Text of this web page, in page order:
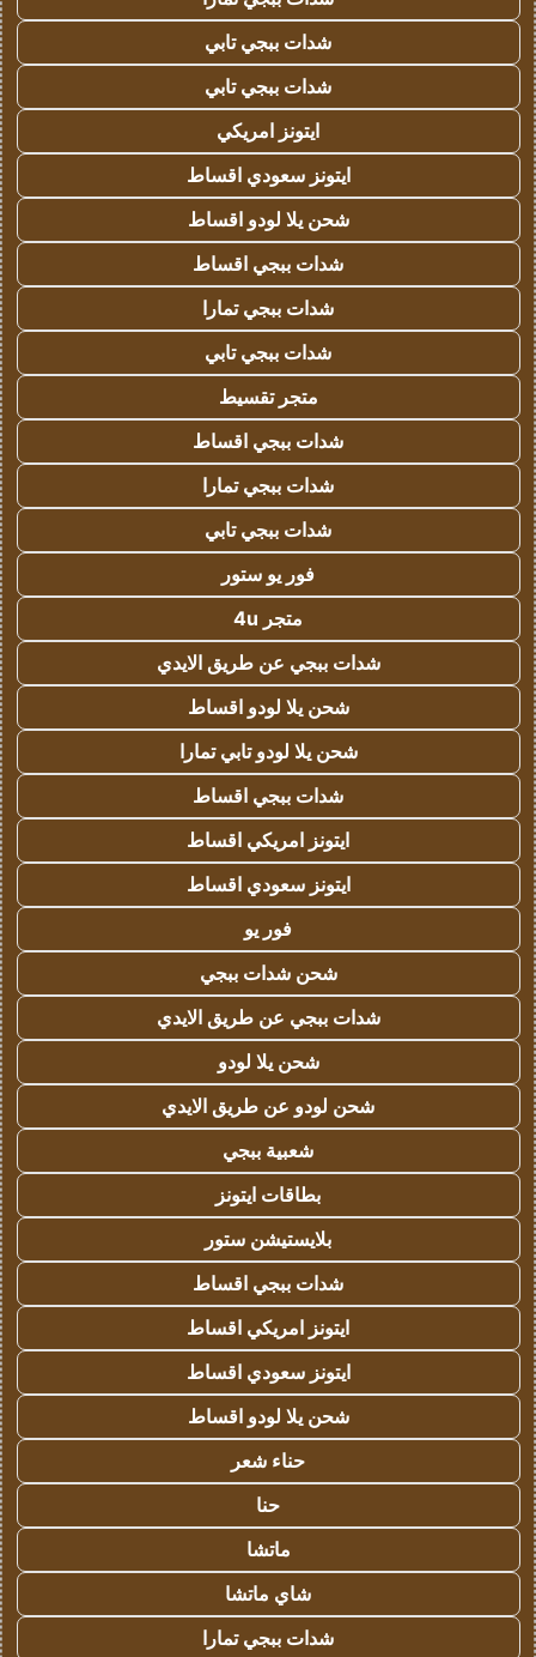
شدات ببجي تابي
شدات ببجي تابي
ايتونز امريكي
ايتونز سعودي اقساط
شحن يلا لودو اقساط
شدات ببجي اقساط
شدات ببجي تمارا
شدات ببجي تابي
متجر تقسيط
شدات ببجي اقساط
شدات ببجي تمارا
شدات ببجي تابي
فور يو ستور
متجر 4u
شدات ببجي عن طريق الايدي
شحن يلا لودو اقساط
شحن يلا لودو تابي تمارا
شدات ببجي اقساط
ايتونز امريكي اقساط
ايتونز سعودي اقساط
فور يو
شحن شدات ببجي
شدات ببجي عن طريق الايدي
شحن يلا لودو
شحن لودو عن طريق الايدي
شعبية ببجي
بطاقات ايتونز
بلايستيشن ستور
شدات ببجي اقساط
ايتونز امريكي اقساط
ايتونز سعودي اقساط
شحن يلا لودو اقساط
حناء شعر
حنا
ماتشا
شاي ماتشا
شدات ببجي تمارا